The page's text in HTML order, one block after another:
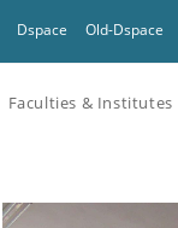
Dspace Old-Dspace
Faculties & Institutes